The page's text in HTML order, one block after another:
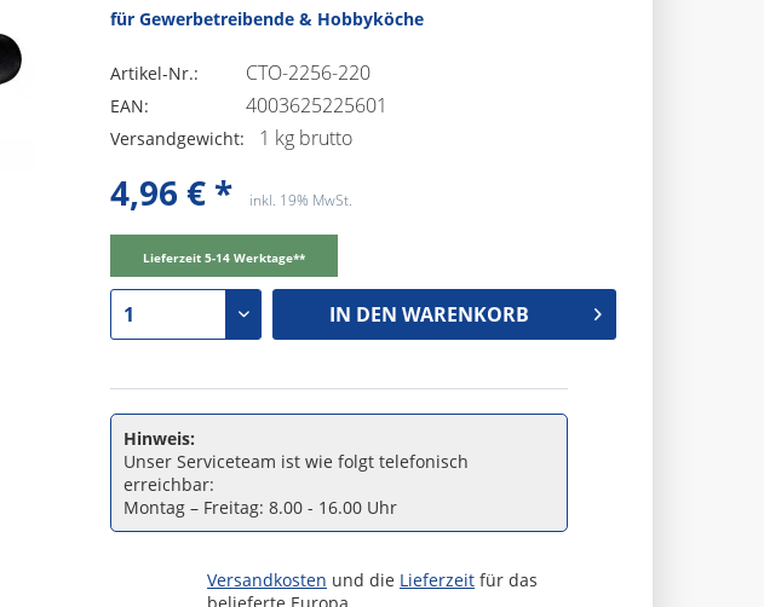
für Gewerbetreibende & Hobbyköche
Artikel-Nr.: CTO-2256-220
EAN: 4003625225601
Versandgewicht: 1 kg brutto
4,96 € * inkl. 19% MwSt.
Lieferzeit 5-14 Werktage**
IN DEN WARENKORB
Hinweis:
Unser Serviceteam ist wie folgt telefonisch
erreichbar:
Montag – Freitag: 8.00 - 16.00 Uhr
Versandkosten und die Lieferzeit für das